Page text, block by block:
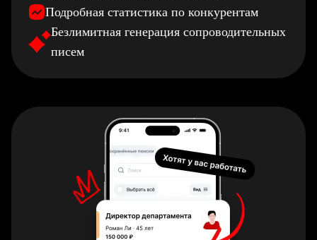
Подробная статистика по конкурентам
Безлимитная генерация сопроводительных
писем